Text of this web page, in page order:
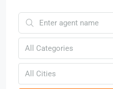
All Categories
All Cities